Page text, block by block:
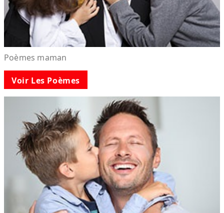
Poèmes maman
Voir Les Poèmes